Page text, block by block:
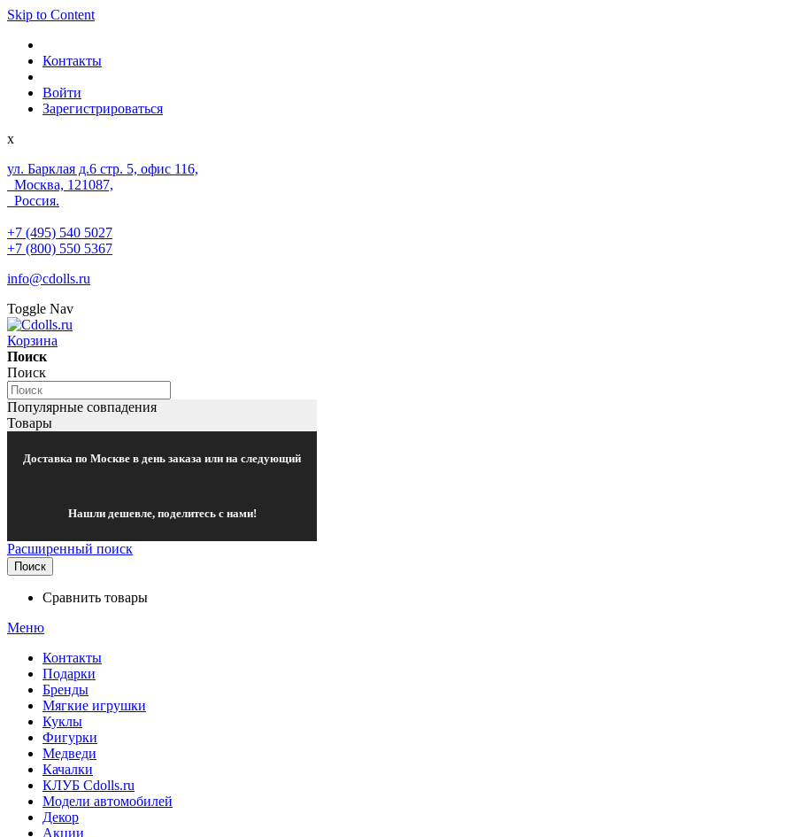
Skip to Content
Контакты
Войти
Зарегистрироваться
x
ул. Барклая д.6 стр. 5, офис 116,
Москва, 121087,
Россия.
+7 (495) 540 5027
+7 (800) 550 5367
info@cdolls.ru
Toggle Nav
Корзина
Поиск
Поиск
Популярные совпадения
Товары
Доставка по Москве в день заказа или на следующий
Нашли дешевле, поделитесь с нами!
Расширенный поиск
Поиск
Сравнить товары
Меню
Контакты
Подарки
Бренды
Мягкие игрушки
Куклы
Фигурки
Медведи
Качалки
КЛУБ Cdolls.ru
Модели автомобилей
Декор
Акции